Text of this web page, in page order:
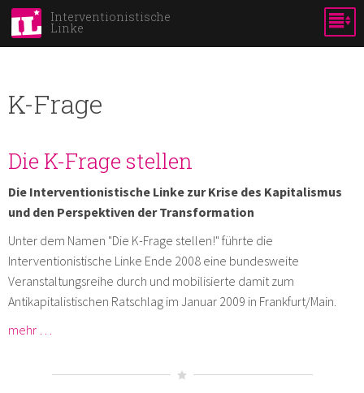
Direkt
Inhalt
Interventionistische
Linke
K-Frage
Die K-Frage stellen
Die Interventionistische Linke zur Krise des Kapitalismus
und den Perspektiven der Transformation
Unter dem Namen "Die K-Frage stellen!" führte die
Interventionistische Linke Ende 2008 eine bundesweite
Veranstaltungsreihe durch und mobilisierte damit zum
Antikapitalistischen Ratschlag im Januar 2009 in Frankfurt/Main.
mehr …